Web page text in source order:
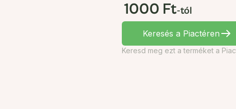
1000 Ft-tól
Keresés a Piactéren
Keresd meg ezt a terméket a